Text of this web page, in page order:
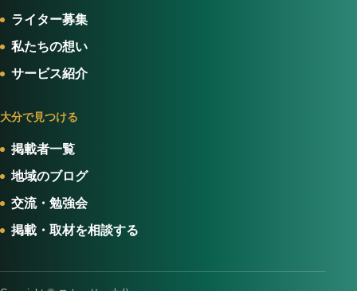
ライター募集
私たちの想い
サービス紹介
大分で見つける
掲載者一覧
地域のブログ
交流・勉強会
掲載・取材を相談する